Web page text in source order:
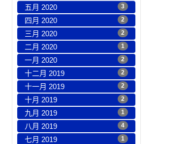
五月 2020 3
四月 2020 2
三月 2020 2
二月 2020 1
一月 2020 2
十二月 2019 2
十一月 2019 2
十月 2019 2
九月 2019 1
八月 2019 4
七月 2019 1